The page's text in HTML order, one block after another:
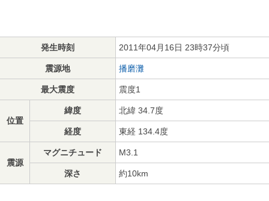
発生時刻 2011年04月16日 23時37分頃
震源地 播磨灘
最大震度 震度1
位置
緯度 北緯 34.7度
経度 東経 134.4度
震源
マグニチュード M3.1
深さ 約10km